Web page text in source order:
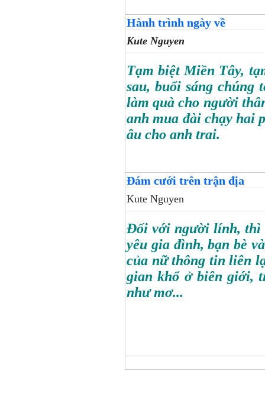
Hành trình ngày về
Kute Nguyen
Tạm biệt Miền Tây,
sau, buổi sáng chúng
làm quà cho người
anh mua đài chạy hai
âu cho anh trai.
Đám cưới trên trận địa
Kute Nguyen
Đối với người lính, thì
yêu gia đình, bạn bè
của nữ thông tin liên
gian khổ ở biên giới,
như mơ...